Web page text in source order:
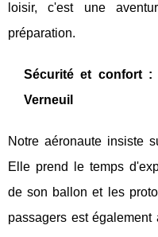
loisir, c'est une
préparation.
Sécurité et confort :
Verneuil
Notre aéronaute insiste
Elle prend le temps
de son ballon et les
passagers est